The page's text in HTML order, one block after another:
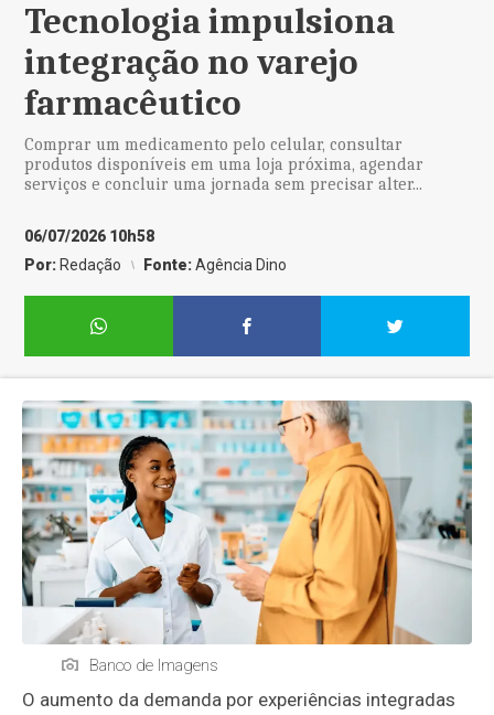
Tecnologia impulsiona
integração no varejo
farmacêutico
Comprar um medicamento pelo celular, consultar
produtos disponíveis em uma loja próxima, agendar
serviços e concluir uma jornada sem precisar alter...
06/07/2026 10h58
Por: Redação Fonte:Agência Dino
Banco de Imagens
O aumento da demanda por experiências integradas